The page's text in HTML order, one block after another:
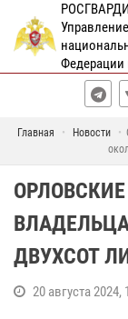
Федерации
Главная Новости
ДВУХСОТ
20 августа 2024,